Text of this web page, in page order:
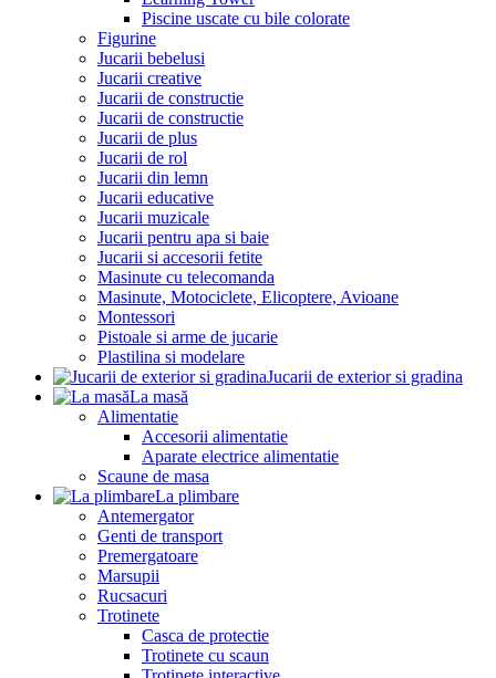
Piscine uscate cu bile colorate
Figurine
Jucarii bebelusi
Jucarii creative
Jucarii de constructie
Jucarii de constructie
Jucarii de plus
Jucarii de rol
Jucarii din lemn
Jucarii educative
Jucarii muzicale
Jucarii pentru apa si baie
Jucarii si accesorii fetite
Masinute cu telecomanda
Masinute, Motociclete, Elicoptere, Avioane
Montessori
Pistoale si arme de jucarie
Plastilina si modelare
Jucarii de exterior si gradina
La masă
Alimentatie
Accesorii alimentatie
Aparate electrice alimentatie
Scaune de masa
La plimbare
Antemergator
Genti de transport
Premergatoare
Marsupii
Rucsacuri
Trotinete
Casca de protectie
Trotinete cu scaun